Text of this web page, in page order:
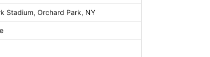
Stadium, Orchard Park, NY